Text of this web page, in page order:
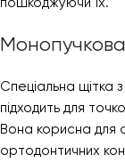
пошкоджуючи їх.
Спеціальна щітка
підходить для
Вона корисна для
ортодонтичних